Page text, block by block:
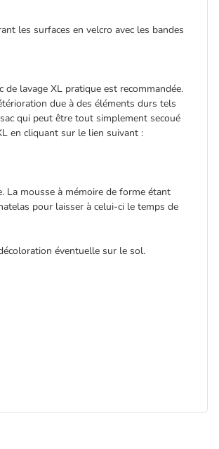
les surfaces en velcro avec les bandes
lavage XL pratique est recommandée.
due à des éléments durs tels
qui peut être tout simplement secoué
en cliquant sur le lien suivant :
La mousse à mémoire de forme étant
pour laisser à celui-ci le temps de
éventuelle sur le sol.